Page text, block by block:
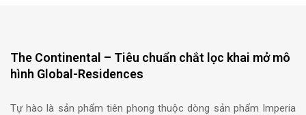
The Continental – Tiêu chuẩn chắt lọc khai mở mô
hình Global-Residences
Tự hào là sản phẩm tiên phong thuộc dòng sản phẩm Imperia